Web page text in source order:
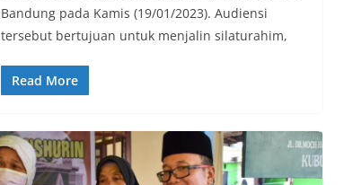
Bandung pada Kamis (19/01/2023). Audiensi
tersebut bertujuan untuk menjalin silaturahim,
Read More